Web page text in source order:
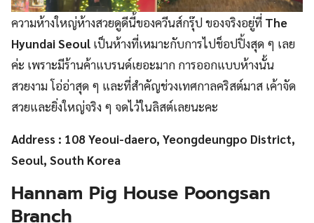
ความห้างใหญ่ห้างสวยดูดีนี้ของควีนส์กรุ๊ป ของจริงอยู่ที่ The
Hyundai Seoul เป็นห้างที่เหมาะกับการไปช็อปปิ้งสุด ๆ เลย
ค่ะ เพราะมีร้านค้าแบรนด์เยอะมาก การออกแบบห้างนั้น
สวยงาม โอ่อ่าสุด ๆ และที่สำคัญช่วงเทศกาลคริสต์มาส เค้าจัด
สวยและยิ่งใหญ่จริง ๆ จดไว้ในลิสต์เลยนะคะ
Address : 108 Yeoui-daero, Yeongdeungpo District,
Seoul, South Korea
Hannam Pig House Poongsan
Branch